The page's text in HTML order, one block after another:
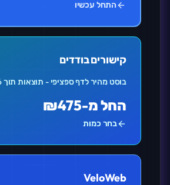
התחל עכשיו
קישורים בודדים
בוסט מהיר לדף ספציפי - תוצאות תוך 3-6 שבועות
החל מ-₪475
בחר כמות
VeloWeb